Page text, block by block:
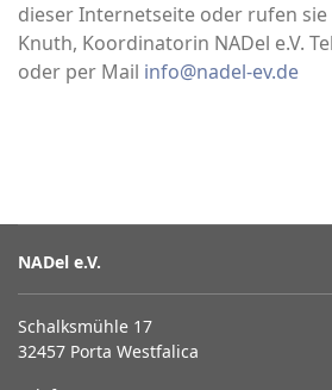
dieser Internetseite oder rufen
Knuth, Koordinatorin NADel e.V.
oder per Mail info@nadel-ev.de
NADel e.V.
Schalksmühle 17
32457 Porta Westfalica